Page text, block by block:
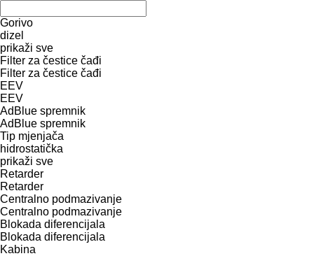
Gorivo
dizel
prikaži sve
Filter za čestice čađi
Filter za čestice čađi
EEV
EEV
AdBlue spremnik
AdBlue spremnik
Tip mјenjača
hidrostatička
prikaži sve
Retarder
Retarder
Centralno podmazivanje
Centralno podmazivanje
Blokada diferencijala
Blokada diferencijala
Kabina